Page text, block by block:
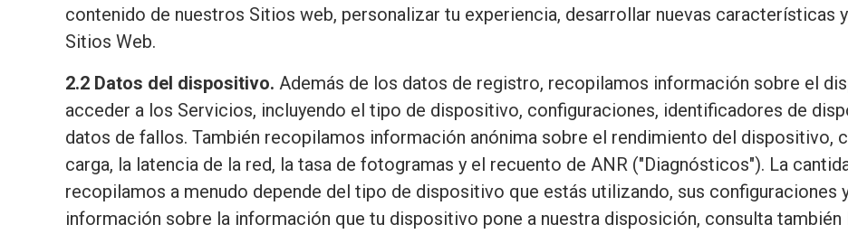
contenido de nuestros Sitios web, personalizar tu experiencia, desarrollar nuevas características
Sitios Web.
2.2 Datos del dispositivo. Además de los datos de registro, recopilamos información sobre el
acceder a los Servicios, incluyendo el tipo de dispositivo, configuraciones, identificadores de
datos de fallos. También recopilamos información anónima sobre el rendimiento del dispositivo,
carga, la latencia de la red, la tasa de fotogramas y el recuento de ANR ("Diagnósticos"). La
recopilamos a menudo depende del tipo de dispositivo que estás utilizando, sus configuraciones
información sobre la información que tu dispositivo pone a nuestra disposición, consulta